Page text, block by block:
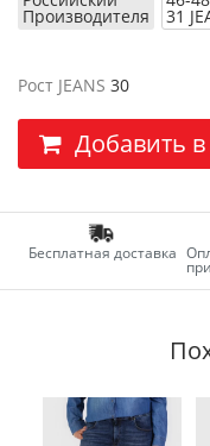
Производителя 31
Рост JEANS 30
Добавить
Бесплатная доставка